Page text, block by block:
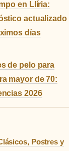
en Llíria:
actualizado
días
de pelo para
mayor de 70:
2026
Postres y